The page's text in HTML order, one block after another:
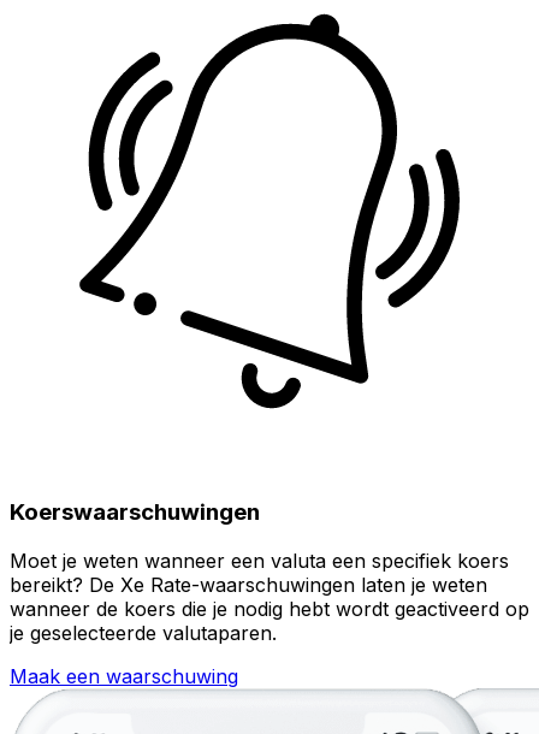
Koerswaarschuwingen
Moet je weten wanneer een valuta een specifiek koers
bereikt? De Xe Rate-waarschuwingen laten je weten
wanneer de koers die je nodig hebt wordt geactiveerd op
je geselecteerde valutaparen.
Maak een waarschuwing